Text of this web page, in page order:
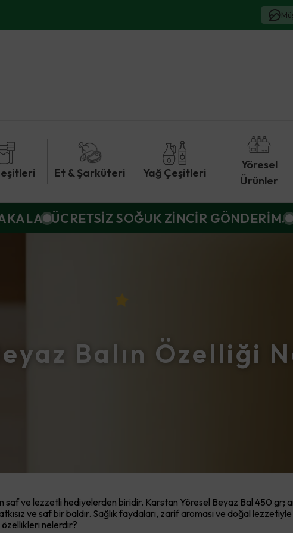
Et & Şarküteri Yağ Çeşitleri
Yöresel
Ürünler
ÜCRETSİZ SOĞUK ZİNCİR GÖNDERİM.
Balın Özelliği
saf ve lezzetli hediyelerden biridir. Karstan Yöresel Beyaz Bal 450 gr;
ve saf bir baldır. Sağlık faydaları, zarif aroması ve doğal
özellikleri nelerdir?